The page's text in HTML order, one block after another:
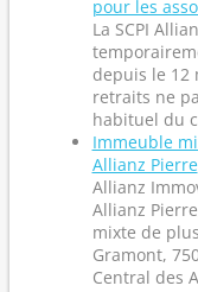
pour les
La SCPI
depuis le 12
retraits ne
habituel du
Immeuble
Allianz Pierre
Allianz
Allianz
mixte de
Gramont,
Central des